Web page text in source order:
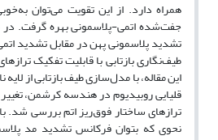
همراه دارد. از این تقویت می‌توان
جفت‌شده اتمی-پلاسمونی بهره گرفت.
تشدید پلاسمونی پهن در مقابل تشدید
طیف‌نگاری بازتابی با قابلیت تفکیک
این مقاله، با مدل‌سازی طیف بازتابی از
قلیایی روبیدیوم در هندسه کرشمن،
ترازهای ساختار فوق‌ریز اتم بررسی شد.
نحوی که بتوان فرکانس تشدید مد